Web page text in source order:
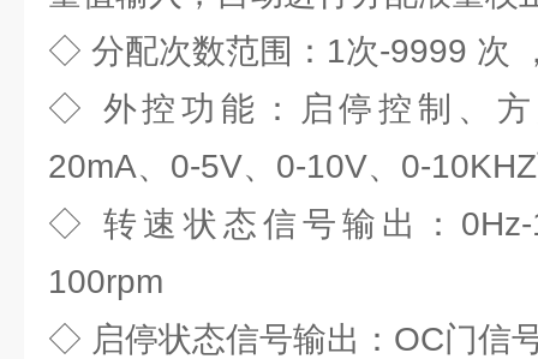
◇ 分配次数范围：1次-9999 次
◇ 外控功能：启停控制、方
20mA、0-5V、0-10V、0-
◇ 转速状态信号输出：0Hz-
100rpm
◇ 启停状态信号输出：OC门信